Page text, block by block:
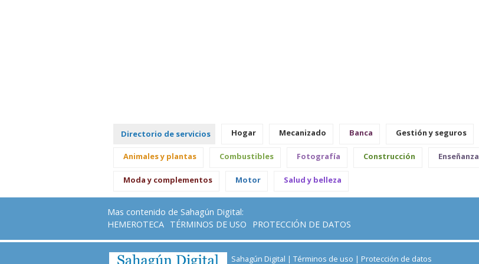
Directorio de servicios Hogar Mecanizado Banca Gestión y seguros
Animales y plantas Combustibles Fotografía Construcción Enseñanza
Moda y complementos Motor Salud y belleza
Mas contenido de Sahagún Digital:
HEMEROTECA TÉRMINOS DE USO PROTECCIÓN DE DATOS
Sahagún Digital | Términos de uso | Protección de datos